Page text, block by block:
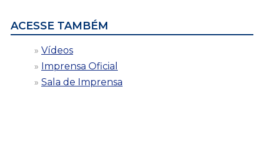
ACESSE TAMBÉM
Vídeos
Imprensa Oficial
Sala de Imprensa